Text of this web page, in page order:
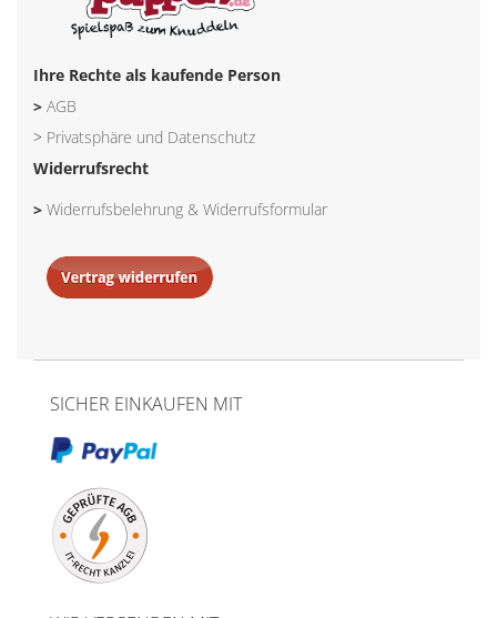
Ihre Rechte als kaufende Person
> AGB
> Privatsphäre und Datenschutz
Widerrufsrecht
> Widerrufsbelehrung & Widerrufsformular
SICHER EINKAUFEN MIT